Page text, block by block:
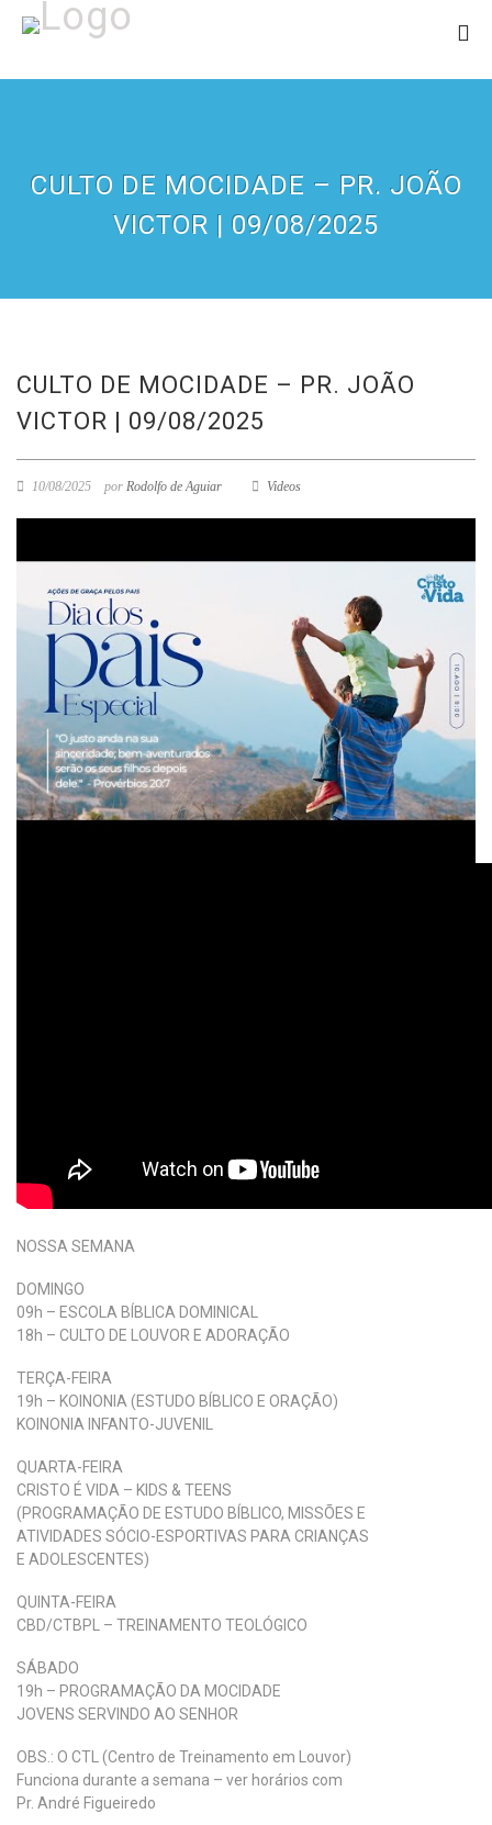
CULTO DE MOCIDADE – PR. JOÃO
VICTOR | 09/08/2025
CULTO DE MOCIDADE – PR. JOÃO
VICTOR | 09/08/2025
10/08/2025 por Rodolfo de Aguiar Videos
NOSSA SEMANA
DOMINGO
09h – ESCOLA BÍBLICA DOMINICAL
18h – CULTO DE LOUVOR E ADORAÇÃO
TERÇA-FEIRA
19h – KOINONIA (ESTUDO BÍBLICO E ORAÇÃO)
KOINONIA INFANTO-JUVENIL
QUARTA-FEIRA
CRISTO É VIDA – KIDS & TEENS
(PROGRAMAÇÃO DE ESTUDO BÍBLICO, MISSÕES E
ATIVIDADES SÓCIO-ESPORTIVAS PARA CRIANÇAS
E ADOLESCENTES)
QUINTA-FEIRA
CBD/CTBPL – TREINAMENTO TEOLÓGICO
SÁBADO
19h – PROGRAMAÇÃO DA MOCIDADE
JOVENS SERVINDO AO SENHOR
OBS.: O CTL (Centro de Treinamento em Louvor)
Funciona durante a semana – ver horários com
Pr. André Figueiredo